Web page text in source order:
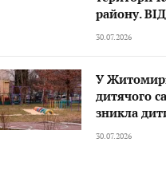
району.
30.07.2026
У Житомирі
дитячого
зникла
30.07.2026